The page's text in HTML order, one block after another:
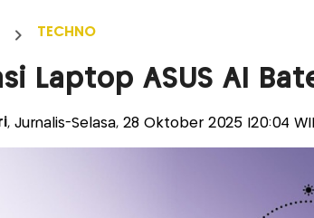
TECHNO
Laptop ASUS AI
, Jurnalis-Selasa, 28 Oktober 2025 |20:04